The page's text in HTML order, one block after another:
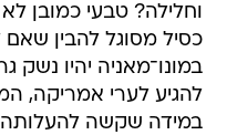
וחלילה? טבעי כמובן
כסיל מסוגל להבין שאם
במונו־מאניה יהיו נשק
להגיע לערי אמריקה,
במידה שקשה